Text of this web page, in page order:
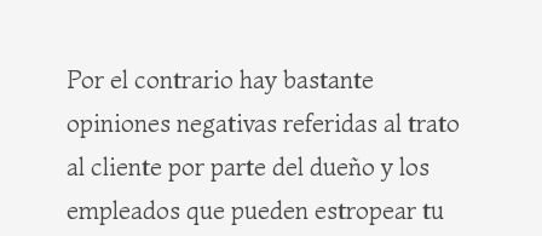
Por el contrario hay bastante
opiniones negativas referidas al trato
al cliente por parte del dueño y los
empleados que pueden estropear tu